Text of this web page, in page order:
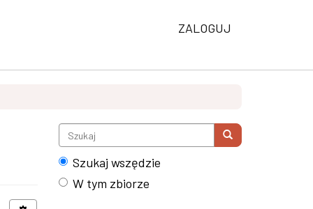
ZALOGUJ
Szukaj wszędzie
W tym zbiorze